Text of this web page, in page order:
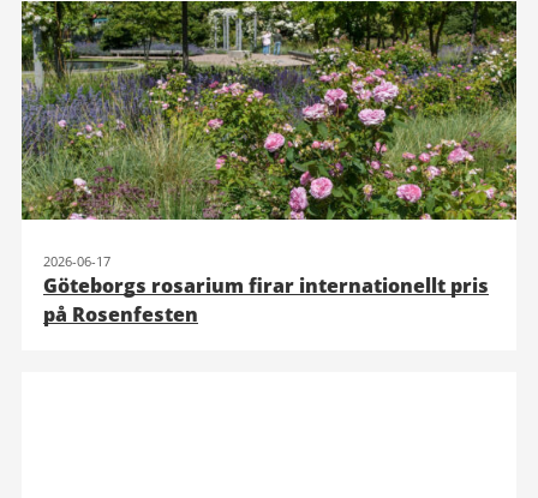
2026-06-17
Göteborgs rosarium firar internationellt pris
på Rosenfesten